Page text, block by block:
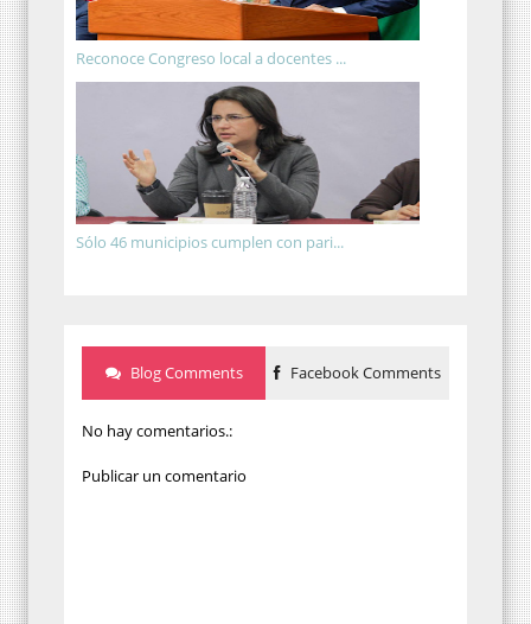
Reconoce Congreso local a docentes ...
Sólo 46 municipios cumplen con pari...
Blog Comments Facebook Comments
No hay comentarios.:
Publicar un comentario